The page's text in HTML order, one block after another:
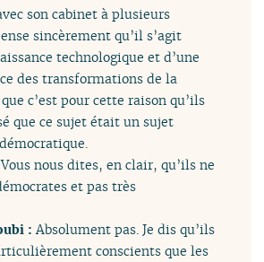
son cabinet à plusieurs
sincèrement qu’il s’agit
technologique et d’une
des transformations de la
c’est pour cette raison qu’ils
que ce sujet était un sujet
Vous nous dites, en clair, qu’ils ne
et pas très
:Absolument pas. Je dis qu’ils
conscients que les